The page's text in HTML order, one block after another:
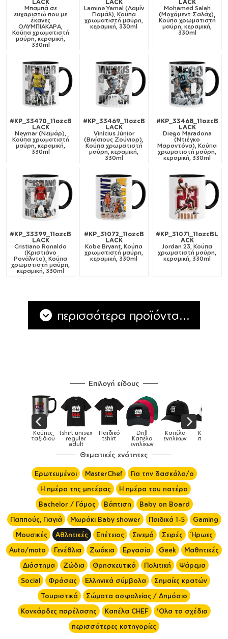
LACK
Μπαμπά σε
ευχαριστώ που με
έκανες
ΟΛΥΜΠΙΑΚΑΡΑ,
Κούπα χρωματιστή
μαύρη, κεραμική,
330ml
LACK
Lamine Yamal (Λαμίν
Γιαμάλ), Κούπα
χρωματιστή μαύρη,
κεραμική, 330ml
LACK
Mohamed Salah
(Μοχάμεντ Σαλάχ),
Κούπα χρωματιστή
μαύρη, κεραμική,
330ml
#KP_33470_11ozcB
LACK
Neymar (Νεϊμάρ),
Κούπα χρωματιστή
μαύρη, κεραμική,
330ml
#KP_33469_11ozcB
LACK
Vinícius Júnior
(Βινίσιους Ζούνιορ),
Κούπα χρωματιστή
μαύρη, κεραμική,
330ml
#KP_33468_11ozcB
LACK
Diego Maradona
(Ντιέγκο
Μαραντόνα), Κούπα
χρωματιστή μαύρη,
κεραμική, 330ml
#KP_33399_11ozcB
LACK
Cristiano Ronaldo
(Κριστιάνο
Ρονάλντο), Κούπα
χρωματιστή μαύρη,
κεραμική, 330ml
#KP_31072_11ozcB
LACK
Kobe Bryant, Κούπα
χρωματιστή μαύρη,
κεραμική, 330ml
#KP_31071_11ozcBL
ACK
Jordan 23, Κούπα
χρωματιστή μαύρη,
κεραμική, 330ml
περισσότερα προϊόντα...
Επιλογή είδους
Παιδικό
tshirt
Drill
Καπέλα
ενηλίκων
Καπέλα
ενηλίκων
Καπέλα
παιδικά Κούπες Κούπες
ειδικές
Θεματικές ενότητες
Ερωτευμένοι MasterChef
Για την δασκάλα/ο
Η ημέρα της μητέρας
Η ημέρα του πατέρα
Bachelor / Γάμος
Βάπτιση
Baby on Board
Παππούς, Γιαγιά
Μωράκι Baby shower Παιδικά 1-5
Gaming
Μουσικές
Αθλητικές Επέτειος Σινεμά Σειρές
Ήρωες
Auto/moto
Γενέθλια Ζωάκια Εργασία Geek
Μαθητικές
Διάστημα
Ζώδια Θρησκευτικά Πολιτική
Ψάρεμα
Social
Φράσεις Ελληνικά σύμβολα
Σημαίες κρατών
Τουριστικά
Σώματα ασφαλείας / Δημόσιο
Κονκάρδες παρέλασης
Καπέλα CHEF
'Ολα τα σχέδια
περισσότερες κατηγορίες